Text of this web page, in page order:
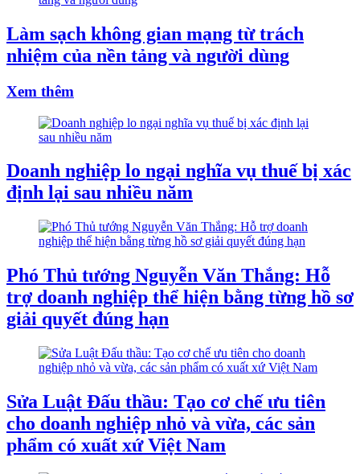
Làm sạch không gian mạng từ trách
nhiệm của nền tảng và người dùng
Xem thêm
Doanh nghiệp lo ngại nghĩa vụ thuế bị xác
định lại sau nhiều năm
Phó Thủ tướng Nguyễn Văn Thắng: Hỗ
trợ doanh nghiệp thể hiện bằng từng hồ sơ
giải quyết đúng hạn
Sửa Luật Đấu thầu: Tạo cơ chế ưu tiên
cho doanh nghiệp nhỏ và vừa, các sản
phẩm có xuất xứ Việt Nam